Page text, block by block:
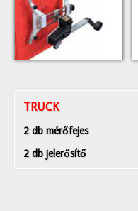
TRUCK
2 db mérőfejes
2 db jelerősítő